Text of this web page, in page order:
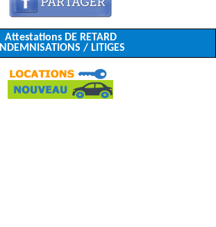
Attestations DE RETARD
INDEMNISATIONS / LITIGES